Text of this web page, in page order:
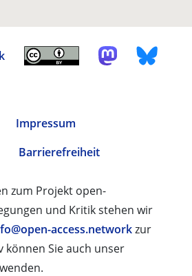
Impressum
Barrierefreiheit
zum Projekt open-
und Kritik stehen wir
access.networkzur
können Sie auch unser